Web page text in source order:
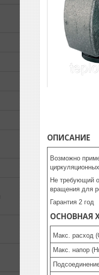
ОПИСАНИЕ
Возможно
Не требующий
вращения для
Гарантия 2 год
ОСНОВНАЯ
Макс. расход
Макс. напор